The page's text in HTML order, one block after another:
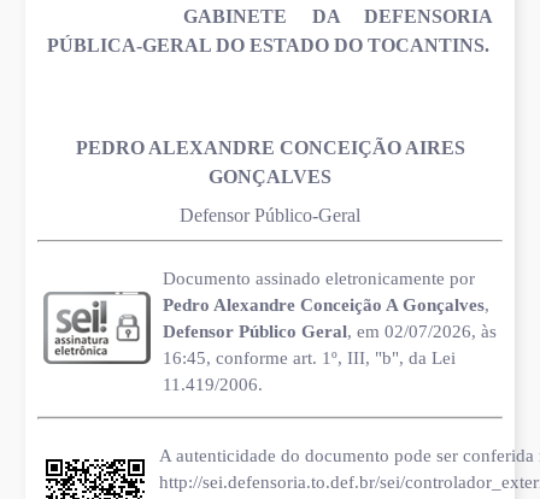
GABINETE DA DEFENSORIA
PÚBLICA-GERAL DO ESTADO DO TOCANTINS.
PEDRO ALEXANDRE CONCEIÇÃO AIRES
GONÇALVES
Defensor Público-Geral
Documento assinado eletronicamente por
Pedro Alexandre Conceição A Gonçalves,
Defensor Público Geral, em 02/07/2026, às
16:45, conforme art. 1º, III, "b", da Lei
11.419/2006.
A autenticidade do documento pode ser conferida
http://sei.defensoria.to.def.br/sei/